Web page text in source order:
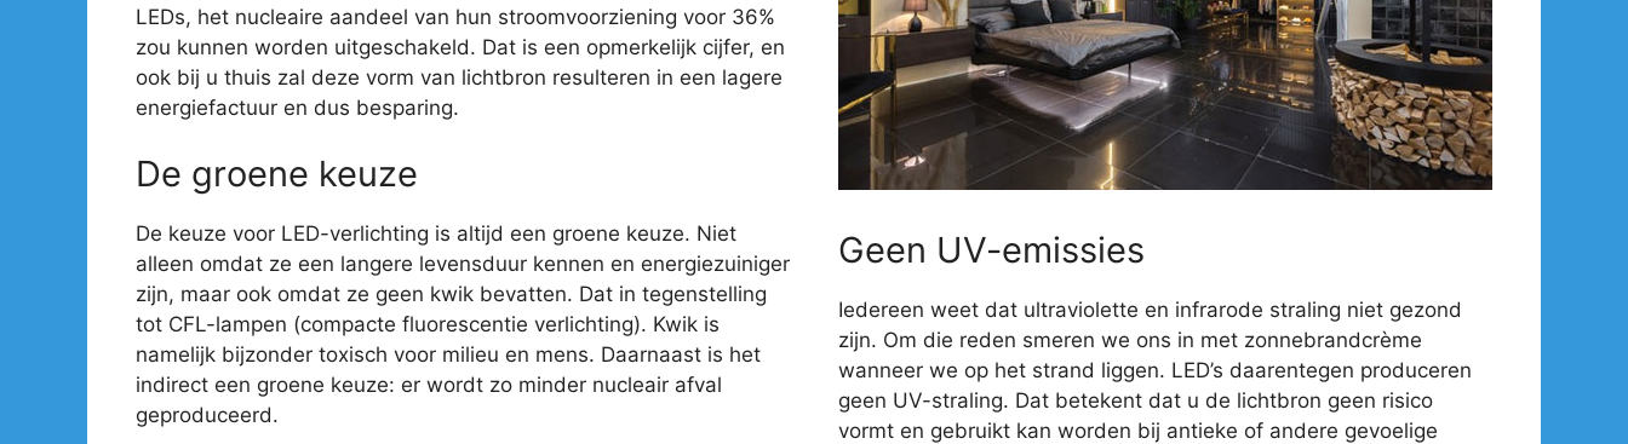
LEDs, het nucleaire aandeel van hun stroomvoorziening voor 36%
zou kunnen worden uitgeschakeld. Dat is een opmerkelijk cijfer, en
ook bij u thuis zal deze vorm van lichtbron resulteren in een lagere
energiefactuur en dus besparing.
De groene keuze
De keuze voor LED-verlichting is altijd een groene keuze. Niet
alleen omdat ze een langere levensduur kennen en energiezuiniger
zijn, maar ook omdat ze geen kwik bevatten. Dat in tegenstelling
tot CFL-lampen (compacte fluorescentie verlichting). Kwik is
namelijk bijzonder toxisch voor milieu en mens. Daarnaast is het
indirect een groene keuze: er wordt zo minder nucleair afval
geproduceerd.
Geen UV-emissies
Iedereen weet dat ultraviolette en infrarode straling niet gezond
zijn. Om die reden smeren we ons in met zonnebrandcrème
wanneer we op het strand liggen. LED’s daarentegen produceren
geen UV-straling. Dat betekent dat u de lichtbron geen risico
vormt en gebruikt kan worden bij antieke of andere gevoelige